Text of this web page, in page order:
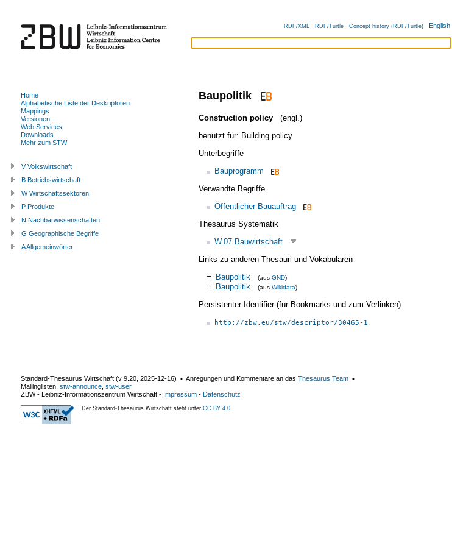
RDF/XML RDF/Turtle Concept history (RDF/Turtle) English
Baupolitik
Construction policy
(engl.)
benutzt für: Building policy
Unterbegriffe
Bauprogramm
Verwandte Begriffe
Öffentlicher Bauauftrag
Thesaurus Systematik
W.07 Bauwirtschaft
Links zu anderen Thesauri und Vokabularen
= Baupolitik (aus GND)
= Baupolitik (aus Wikidata)
Persistenter Identifier (für Bookmarks und zum Verlinken)
http://zbw.eu/stw/descriptor/30465-1
Home
Alphabetische Liste der Deskriptoren
Mappings
Versionen
Web Services
Downloads
Mehr zum STW
V Volkswirtschaft
B Betriebswirtschaft
W Wirtschaftssektoren
P Produkte
N Nachbarwissenschaften
G Geographische Begriffe
A Allgemeinwörter
Standard-Thesaurus Wirtschaft (v 9.20 2025-12-16) ▪ Anregungen und Kommentare an das Thesaurus Team ▪
Mailinglisten: stw-announce stw-user
ZBW - Leibniz-Informationszentrum Wirtschaft - Impressum - Datenschutz
Der Standard-Thesaurus Wirtschaft steht unter CC BY 4.0